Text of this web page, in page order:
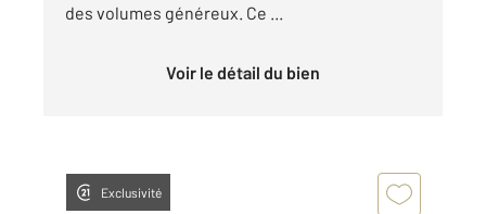
des volumes généreux. Ce ...
Voir le détail du bien
Exclusivité